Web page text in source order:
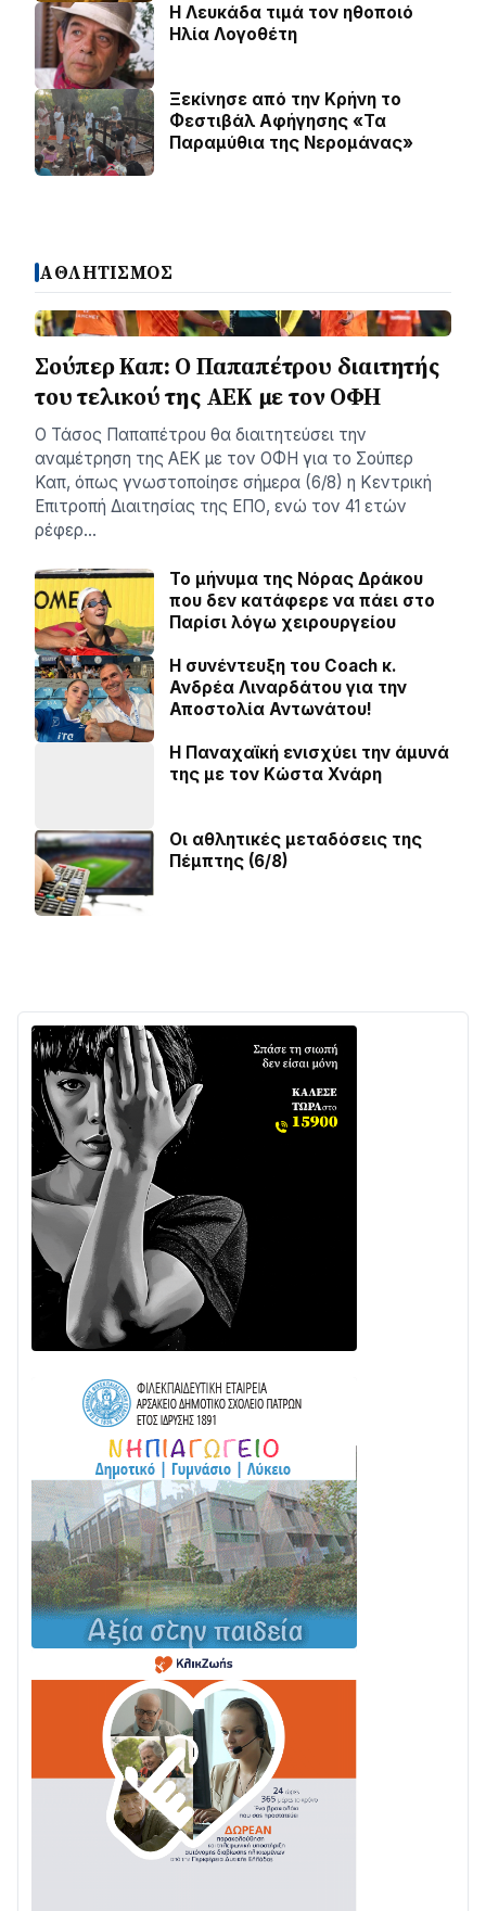
Η Λευκάδα τιμά τον ηθοποιό
Ηλία Λογοθέτη
Ξεκίνησε από την Κρήνη το
Φεστιβάλ Αφήγησης «Τα
Παραμύθια της Νερομάνας»
ΑΘΛΗΤΙΣΜΟΣ
Σούπερ Καπ: Ο Παπαπέτρου διαιτητής
του τελικού της ΑΕΚ με τον ΟΦΗ
Ο Τάσος Παπαπέτρου θα διαιτητεύσει την
αναμέτρηση της ΑΕΚ με τον ΟΦΗ για το Σούπερ
Καπ, όπως γνωστοποίησε σήμερα (6/8) η Κεντρική
Επιτροπή Διαιτησίας της ΕΠΟ, ενώ τον 41 ετών
ρέφερ…
Το μήνυμα της Νόρας Δράκου
που δεν κατάφερε να πάει στο
Παρίσι λόγω χειρουργείου
H συνέντευξη του Coach κ.
Ανδρέα Λιναρδάτου για την
Αποστολία Αντωνάτου!
Η Παναχαϊκή ενισχύει την άμυνά
της με τον Κώστα Χνάρη
Οι αθλητικές μεταδόσεις της
Πέμπτης (6/8)